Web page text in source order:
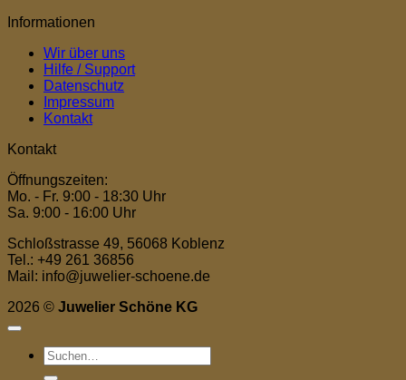
Informationen
Wir über uns
Hilfe / Support
Datenschutz
Impressum
Kontakt
Kontakt
Öffnungszeiten:
Mo. - Fr. 9:00 - 18:30 Uhr
Sa. 9:00 - 16:00 Uhr
Schloßstrasse 49, 56068 Koblenz
Tel.: +49 261 36856
Mail: info@juwelier-schoene.de
2026 © Juwelier Schöne KG
Suchen
nach: